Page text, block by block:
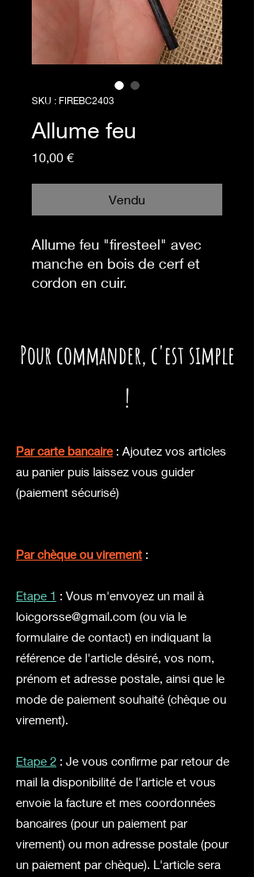
SKU : FIREBC2403
Allume feu
10,00 €Prix
Vendu
Allume feu "firesteel" avec
manche en bois de cerf et
cordon en cuir.
Pour commander, c'est simple
!
Par carte bancaire: Ajoutez vos articles
au panier puis laissez vous guider
(paiement sécurisé)
Par chèque ou virement :
Etape 1 : Vous m'envoyez un mail à
loicgorsse@gmail.com (ou via le
formulaire de contact) en indiquant la
référence de l'article désiré, vos nom,
prénom et adresse postale, ainsi que le
mode de paiement souhaité (chèque ou
virement).
Etape 2 : Je vous confirme par retour de
mail la disponibilité de l'article et vous
envoie la facture et mes coordonnées
bancaires (pour un paiement par
virement) ou mon adresse postale (pour
un paiement par chèque). L'article sera